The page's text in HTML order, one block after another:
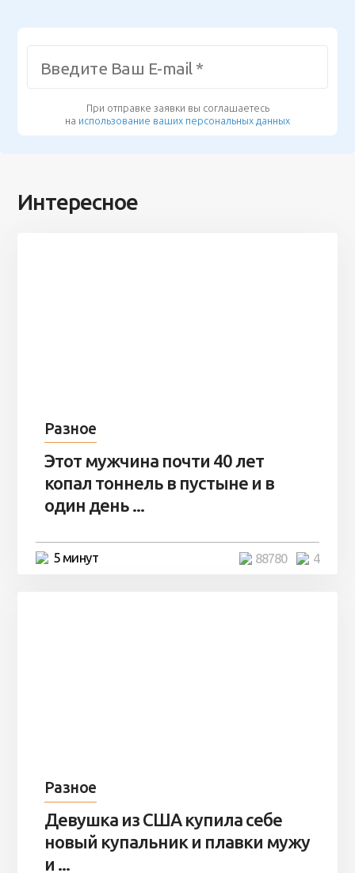
При отправке заявки вы соглашаетесь
на использование ваших персональных данных
Интересное
Разное
Этот мужчина почти 40 лет
копал тоннель в пустыне и в
один день ...
5 минут 4
88780
Разное
Девушка из США купила себе
новый купальник и плавки мужу
и ...